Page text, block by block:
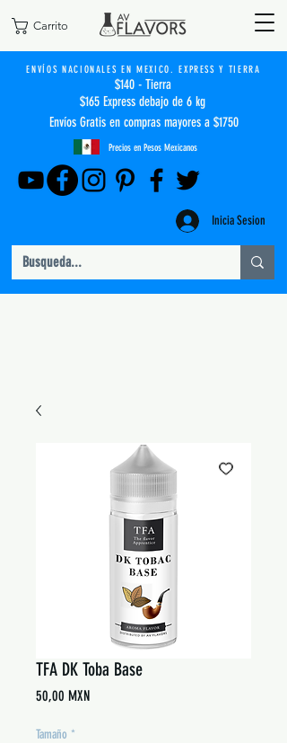
Carrito
ENVÍOS NACIONALES EN MEXICO. EXPRESS Y TIERRA
$140 - Tierra
$165 Express debajo de 6 kg
Envíos Gratis en compras mayores a $1750
Precios en Pesos Mexicanos
Inicia Sesion
TFA DK Toba Base
50,00 MXNPrecio
Tamaño *